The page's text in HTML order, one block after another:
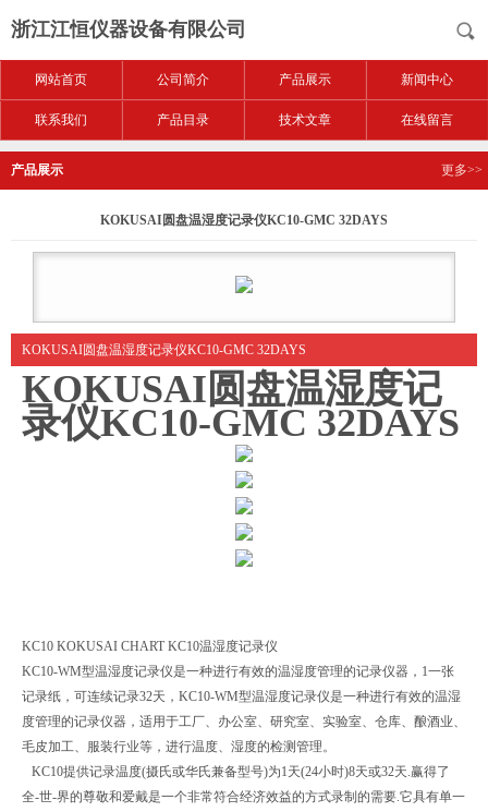
浙江江恒仪器设备有限公司
网站首页 公司简介 产品展示 新闻中心
联系我们 产品目录 技术文章 在线留言
产品展示 更多>>
KOKUSAI圆盘温湿度记录仪KC10-GMC 32DAYS
KOKUSAI圆盘温湿度记录仪KC10-GMC 32DAYS
KOKUSAI圆盘温湿度记
录仪KC10-GMC 32DAYS
KC10 KOKUSAI CHART KC10温湿度记录仪
KC10-WM型温湿度记录仪是一种进行有效的温湿度管理的记录仪器，1一张
记录纸，可连续记录32天，KC10-WM型温湿度记录仪是一种进行有效的温湿
度管理的记录仪器，适用于工厂、办公室、研究室、实验室、仓库、酿酒业、
毛皮加工、服装行业等，进行温度、湿度的检测管理。
KC10提供记录温度(摄氏或华氏兼备型号)为1天(24小时)8天或32天.赢得了
全-世-界的尊敬和爱戴是一个非常符合经济效益的方式录制的需要.它具有单一